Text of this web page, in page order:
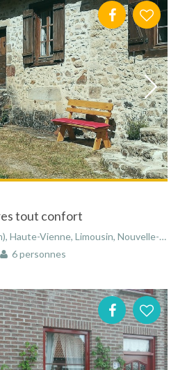
tout confort
Vienne, Limousin, Nouvelle-Aquitaine, France
6 personnes